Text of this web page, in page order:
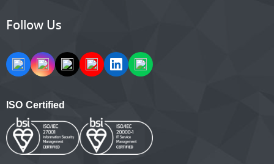
Follow Us
ISO Certified